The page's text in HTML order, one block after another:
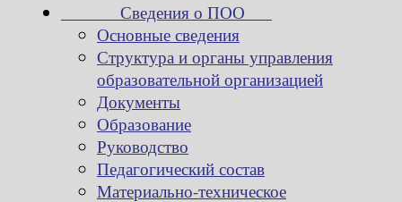
Сведения о ПОО
Основные сведения
Структура и органы управления
образовательной организацией
Документы
Образование
Руководство
Педагогический состав
Материально-техническое